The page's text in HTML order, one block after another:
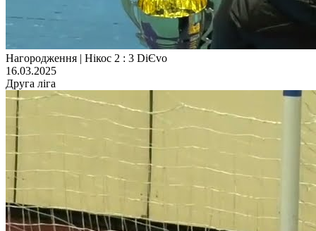
Нагородження | Нікос 2 : 3 DiЄvo
16.03.2025
Друга ліга